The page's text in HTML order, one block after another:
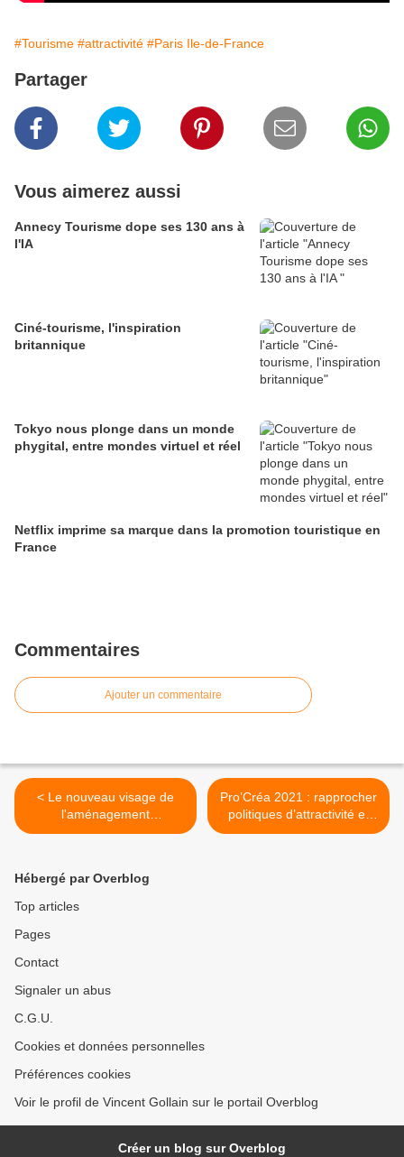
#Tourisme #attractivité #Paris Ile-de-France
Partager
Vous aimerez aussi
Annecy Tourisme dope ses 130 ans à
l'IA
Ciné-tourisme, l'inspiration
britannique
Tokyo nous plonge dans un monde
phygital, entre mondes virtuel et réel
Netflix imprime sa marque dans la promotion touristique en
France
Commentaires
Ajouter un commentaire
< Le nouveau visage de
l'aménagement
économique des territoires :
Pro’Créa 2021 : rapprocher
politiques d’attractivité et
d’appui à la création ou
Hébergé par Overblog
Top articles
Pages
Contact
Signaler un abus
C.G.U.
Cookies et données personnelles
Préférences cookies
Voir le profil de Vincent Gollain sur le portail Overblog
Créer un blog sur Overblog